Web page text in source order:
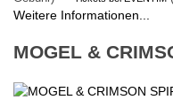
Weitere Informationen...
MOGEL &